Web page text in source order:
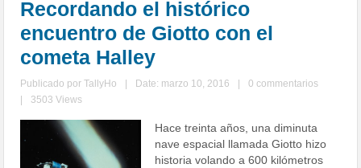
Recordando el histórico
encuentro de Giotto con el
cometa Halley
Publicado porTallyHo Date: marzo 10, 2016
0 commentarios
3503 Views
Hace treinta años, una diminuta
nave espacial llamada Giotto hizo
historia volando a 600 kilómetros